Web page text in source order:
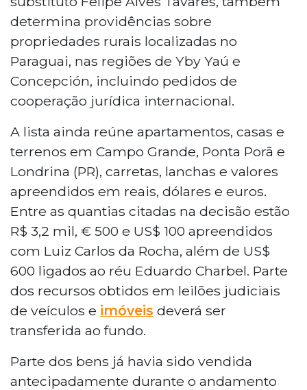
determina providências sobre
propriedades rurais localizadas no
Paraguai, nas regiões de Yby Yaú e
Concepción, incluindo pedidos de
cooperação jurídica internacional.
A lista ainda reúne apartamentos, casas e
terrenos em Campo Grande, Ponta Porã e
Londrina (PR), carretas, lanchas e valores
apreendidos em reais, dólares e euros.
Entre as quantias citadas na decisão estão
R$ 3,2 mil, € 500 e US$ 100 apreendidos
com Luiz Carlos da Rocha, além de US$
600 ligados ao réu Eduardo Charbel. Parte
dos recursos obtidos em leilões judiciais
de veículos e imóveis deverá ser
transferida ao fundo.
Parte dos bens já havia sido vendida
antecipadamente durante o andamento